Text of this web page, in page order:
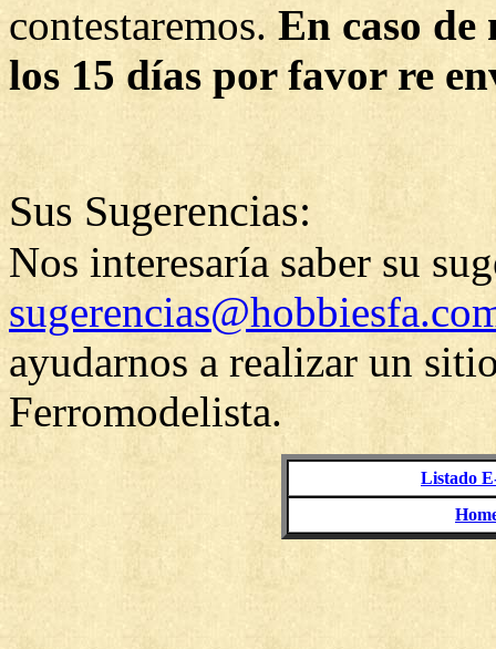
contestaremos. En caso de
los 15 días por favor re
Sus Sugerencias:
Nos interesaría saber su
ayudarnos a realizar un
Ferromodelista.
Listado